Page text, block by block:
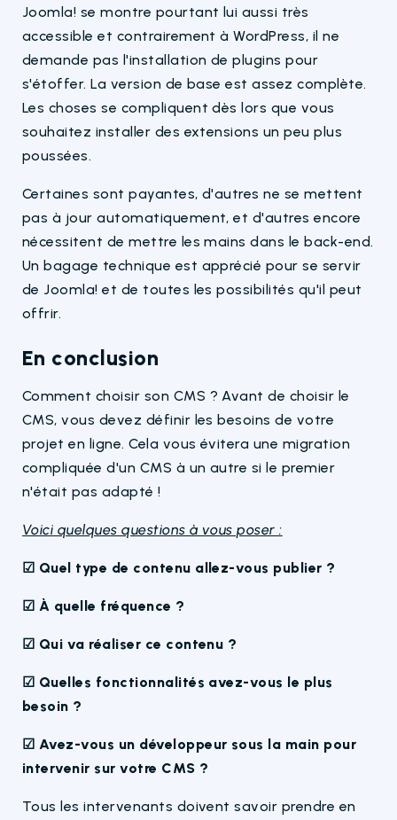
Joomla! se montre pourtant lui aussi très
accessible et contrairement à WordPress, il ne
demande pas l'installation de plugins pour
s'étoffer. La version de base est assez complète.
Les choses se compliquent dès lors que vous
souhaitez installer des extensions un peu plus
poussées.
Certaines sont payantes, d'autres ne se mettent
pas à jour automatiquement, et d'autres encore
nécessitent de mettre les mains dans le back-end.
Un bagage technique est apprécié pour se servir
de Joomla! et de toutes les possibilités qu'il peut
offrir.
En conclusion
Comment choisir son CMS ? Avant de choisir le
CMS, vous devez définir les besoins de votre
projet en ligne. Cela vous évitera une migration
compliquée d'un CMS à un autre si le premier
n'était pas adapté !
Voici quelques questions à vous poser :
☑ Quel type de contenu allez-vous publier ?
☑ À quelle fréquence ?
☑ Qui va réaliser ce contenu ?
☑ Quelles fonctionnalités avez-vous le plus
besoin ?
☑ Avez-vous un développeur sous la main pour
intervenir sur votre CMS ?
Tous les intervenants doivent savoir prendre en